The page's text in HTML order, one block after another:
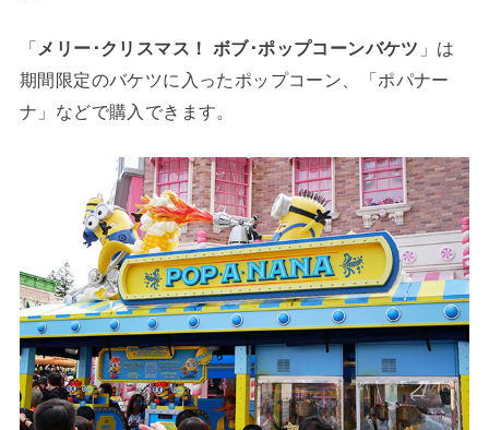
「 メリー･クリスマス！ ボブ･ポップコーンバケツ 」は
期間限定のバケツに入ったポップコーン、「ポパナー
ナ」などで購入できます。